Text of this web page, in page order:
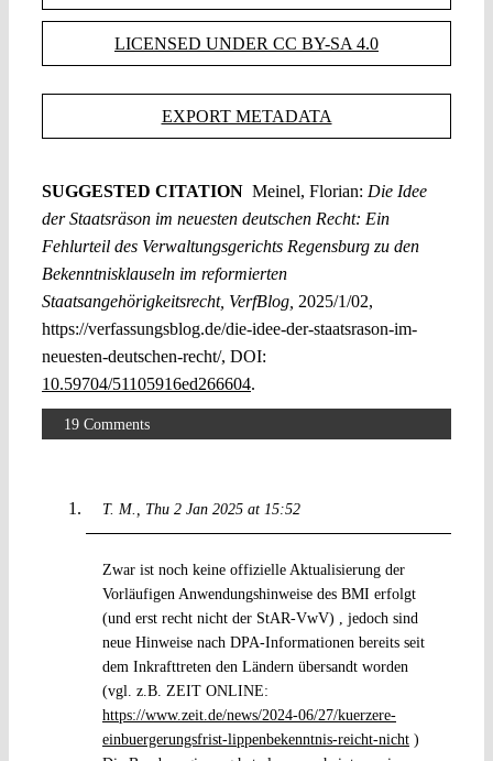
LICENSED UNDER CC BY-SA 4.0
EXPORT METADATA
SUGGESTED CITATION Meinel, Florian: Die Idee
der Staatsräson im neuesten deutschen Recht: Ein
Fehlurteil des Verwaltungsgerichts Regensburg zu den
Bekenntnisklauseln im reformierten
Staatsangehörigkeitsrecht, VerfBlog, 2025/1/02,
https://verfassungsblog.de/die-idee-der-staatsrason-im-
neuesten-deutschen-recht/, DOI:
10.59704/51105916ed266604.
19 Comments
T. M. Thu 2 Jan 2025 at 15:52
Zwar ist noch keine offizielle Aktualisierung der
Vorläufigen Anwendungshinweise des BMI erfolgt
(und erst recht nicht der StAR-VwV) , jedoch sind
neue Hinweise nach DPA-Informationen bereits seit
dem Inkrafttreten den Ländern übersandt worden
(vgl. z.B. ZEIT ONLINE:
https://www.zeit.de/news/2024-06/27/kuerzere-
einbuergerungsfrist-lippenbekenntnis-reicht-nicht)